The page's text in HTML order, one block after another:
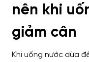
nên khi
giảm cân
Khi uống nước dừa